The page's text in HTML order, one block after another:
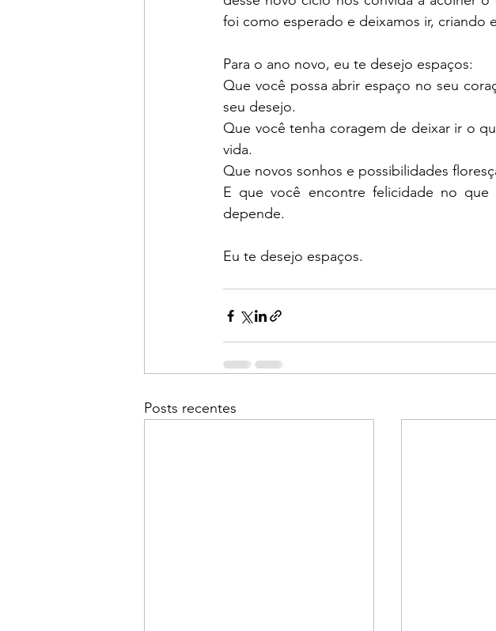
foi como esperado e deixamos ir, criando
Para o ano novo, eu te desejo espaços:
Que você possa abrir espaço no seu
seu desejo.
Que você tenha coragem de deixar ir o
vida.
Que novos sonhos e possibilidades
E que você encontre felicidade no
depende.
Eu te desejo espaços.
Posts recentes